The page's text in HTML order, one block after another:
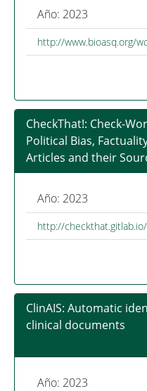
Año: 2023
http://www.bioasq.org/
CheckThat!: Check-
Political Bias,
Articles and their
Año: 2023
http://checkthat.gitlab.io/
ClinAIS: Automatic
clinical documents
Año: 2023